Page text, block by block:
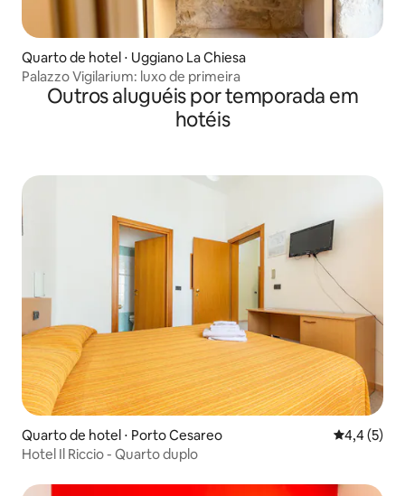
Quarto de hotel ⋅ Uggiano La Chiesa
Palazzo Vigilarium: luxo de primeira
Outros aluguéis por temporada em
hotéis
Quarto de hotel ⋅ Porto Cesareo 4,4 de
4,4 (5)
Hotel Il Riccio - Quarto duplo